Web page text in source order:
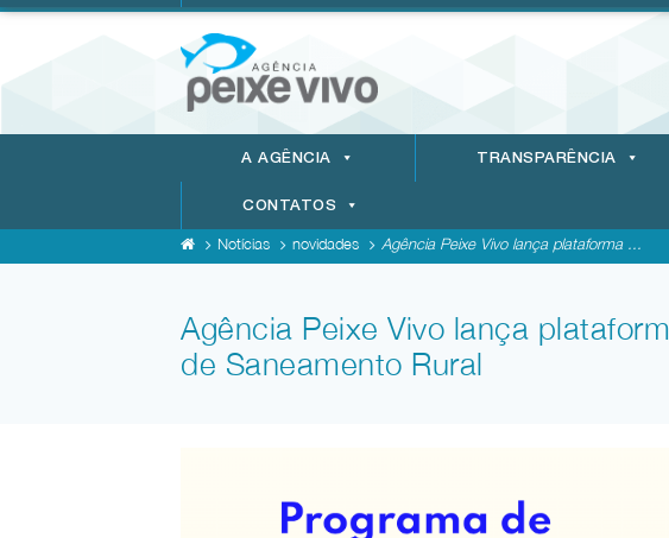
A AGÊNCIA TRANSPARÊNCIA
CONTATOS
Notícias novidades Agência Peixe Vivo lança plataforma ...
Agência Peixe Vivo lança
de Saneamento Rural